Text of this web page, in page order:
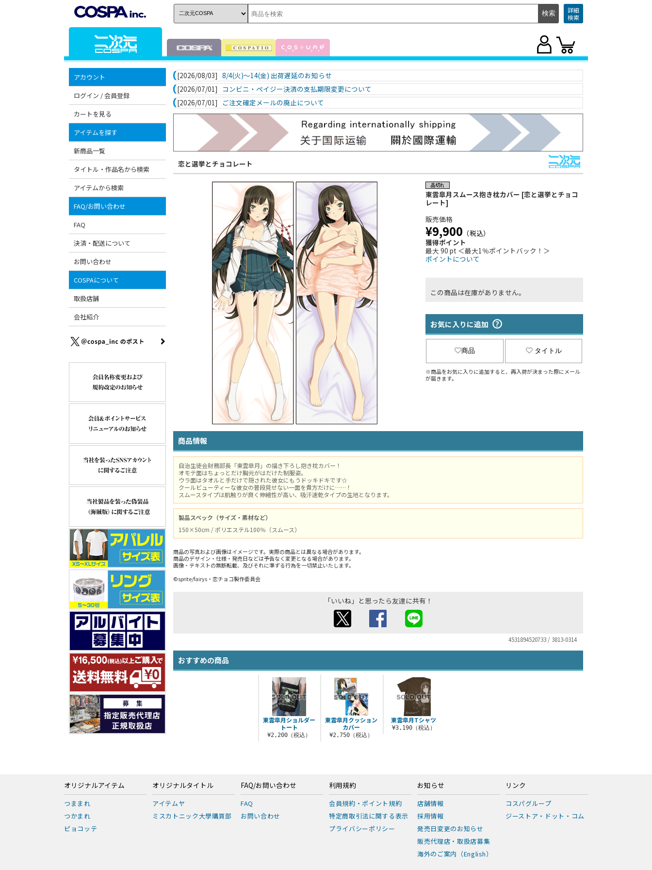
詳細
検索
アカウント
ログイン / 会員登録
カートを見る
アイテムを探す
新商品一覧
タイトル・作品名から検索
アイテムから検索
FAQ/お問い合わせ
FAQ
決済・配送について
お問い合わせ
COSPAについて
取扱店舗
会社紹介
[2026/08/03] 8/4(火)～14(金) 出荷遅延のお知らせ
[2026/07/01]
コンビニ・ペイジー決済の支払期限変更について
[2026/07/01]
ご注文確定メールの廃止について
恋と選挙とチョコレート
東雲皐月スムース抱き枕カバー [恋と選挙とチョコ
レート]
販売価格
¥9,900 （税込）
獲得ポイント
最大 90 pt ＜最大1％ポイントバック！＞
ポイントについて
この商品は在庫がありません。
お気に入りに追加
商品 タイトル
※商品をお気に入りに追加すると、再入荷が決まった際にメール
が届きます。
商品情報
自治生徒会財務部長「東雲皐月」の描き下ろし抱き枕カバー！
オモテ面はちょっとだけ胸元がはだけた制服姿。
ウラ面はタオルと手だけで隠された彼女にもうドッキドキです☆
クールビューティーな彼女の普段見せない一面を貴方だけに……！
スムースタイプは肌触りが良く伸縮性が高い、吸汗速乾タイプの生地となります。
製品スペック（サイズ・素材など）
150×50cm / ポリエステル100％（スムース）
商品の写真および画像はイメージです。実際の商品とは異なる場合があります。
商品のデザイン・仕様・発売日などは予告なく変更となる場合があります。
画像・テキストの無断転載、及びそれに準ずる行為を一切禁止いたします。
©sprite/fairys・恋チョコ製作委員会
「いいね」と思ったら友達に共有！
4531894520733 / 3813-0314
おすすめの商品
東雲皐月クッション
カバー
¥2,750（税込）
東雲皐月Tシャツ
¥3,190（税込）
東雲皐月ショルダー
トート
¥2,200（税込）
オリジナルアイテム
つままれ
つかまれ
ピョコッテ
オリジナルタイトル
アイテムヤ
ミスカトニック大學購買部
FAQ/お問い合わせ
FAQ
お問い合わせ
利用規約
会員規約・ポイント規約
特定商取引法に関する表示
プライバシーポリシー
お知らせ
店舗情報
採用情報
発売日変更のお知らせ
販売代理店・取扱店募集
海外のご案内（English）
リンク
コスパグループ
ジーストア・ドット・コム